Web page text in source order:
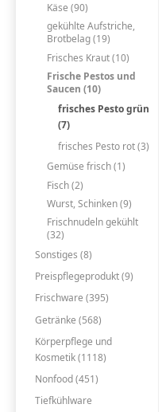
Käse (90)
gekühlte Aufstriche,
Brotbelag (19)
Frisches Kraut (10)
Frische Pestos und
Saucen (10)
frisches Pesto grün
(7)
frisches Pesto rot (3)
Gemüse frisch (1)
Fisch (2)
Wurst, Schinken (9)
Frischnudeln gekühlt
(32)
Sonstiges (8)
Preispflegeprodukt (9)
Frischware (395)
Getränke (568)
Körperpflege und
Kosmetik (1118)
Nonfood (451)
Tiefkühlware